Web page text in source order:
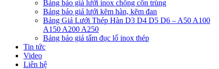
Bảng báo giá lưới inox chống côn trùng
Bảng báo giá lưới kẽm hàn, kẽm đan
Bảng Giá Lưới Thép Hàn D3 D4 D5 D6 – A50 A100
A150 A200 A250
Bảng báo giá tấm đục lổ inox thép
Tin tức
Video
Liên hệ